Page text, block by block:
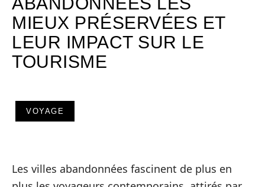
MIEUX PRÉSERVÉES ET
LEUR IMPACT SUR LE
TOURISME
VOYAGE
Les villes abandonnées fascinent de plus en